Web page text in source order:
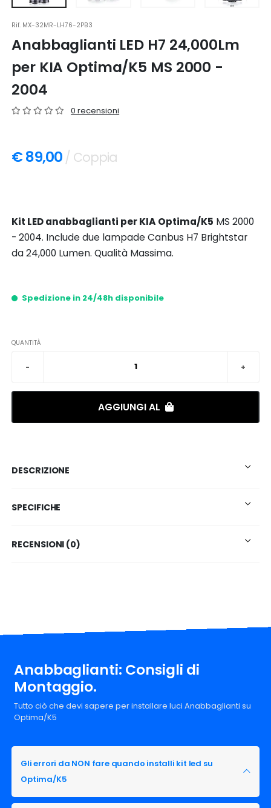
Rif. MX-32MR-LH76-2PB3
Anabbaglianti LED H7 24,000Lm
per KIA Optima/K5 MS 2000 -
2004
0 recensioni
€ 89,00 / Coppia
Kit LED anabbaglianti per KIA Optima/K5 MS 2000
- 2004. Include due lampade Canbus H7 Brightstar
da 24,000 Lumen. Qualità Massima.
Spedizione in 24/48h disponibile
QUANTITÀ
AGGIUNGI AL
DESCRIZIONE
SPECIFICHE
RECENSIONI (0)
Anabbaglianti: Consigli di
Montaggio.
Tutto ciò che devi sapere per installare luci Anabbaglianti su
Optima/K5
Gli errori da NON fare quando installi kit led su
Optima/K5